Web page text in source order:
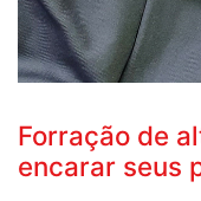
Forração de
encarar seus